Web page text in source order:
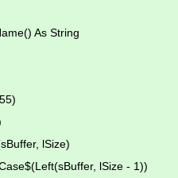
As String
lSize)
lSize - 1))